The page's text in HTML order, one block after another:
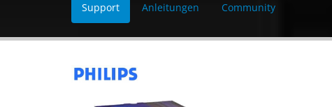
Support Anleitungen Community